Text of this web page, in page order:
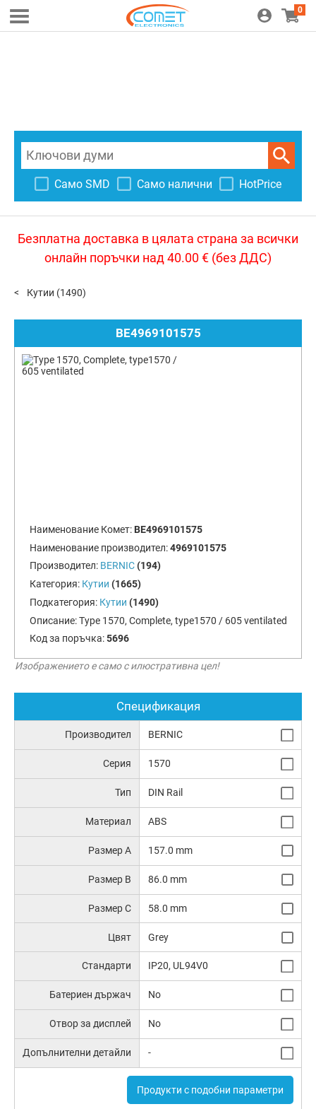
0
Само SMD Само налични HotPrice
Безплатна доставка в цялата страна за всички
онлайн поръчки над 40.00 € (без ДДС)
Кутии (1490)
BE4969101575
Наименование Комет: BE4969101575
Наименование производител:4969101575
Производител: BERNIC (194)
Категория: Кутии (1665)
Подкатегория: Кутии (1490)
Описание:Type 1570, Complete, type1570 / 605 ventilated
Код за поръчка:5696
Изображението е само с илюстративна цел!
Спецификация
Производител BERNIC
Серия 1570
Тип DIN Rail
Материал ABS
Размер A 157.0 mm
Размер B 86.0 mm
Размер C 58.0 mm
Цвят Grey
Стандарти IP20, UL94V0
Батериен държач No
Отвор за дисплей No
Допълнителни детайли -
Продукти с подобни параметри